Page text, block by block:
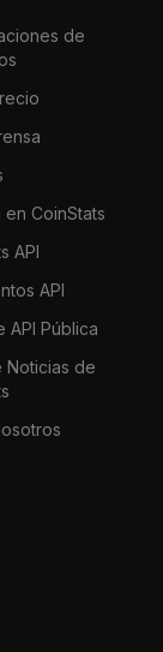
de
en CoinStats
API
API
API Pública
Noticias de